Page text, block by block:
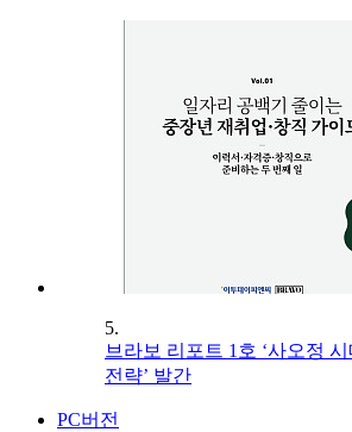
5.
브라보 리포트 1호 ‘사오정 시
전략’ 발간
PC버전